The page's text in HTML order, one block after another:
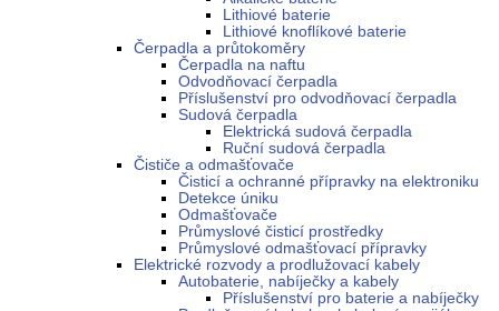
Lithiové baterie
Lithiové knoflíkové baterie
Čerpadla a průtokoměry
Čerpadla na naftu
Odvodňovací čerpadla
Příslušenství pro odvodňovací čerpadla
Sudová čerpadla
Elektrická sudová čerpadla
Ruční sudová čerpadla
Čističe a odmašťovače
Čisticí a ochranné přípravky na elektroniku
Detekce úniku
Odmašťovače
Průmyslové čisticí prostředky
Průmyslové odmašťovací přípravky
Elektrické rozvody a prodlužovací kabely
Autobaterie, nabíječky a kabely
Příslušenství pro baterie a nabíječky